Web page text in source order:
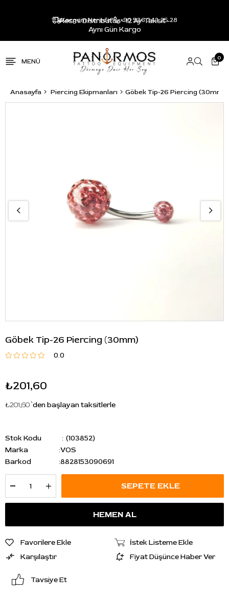
Resmi Distribütör - 12 Ay Taksit -
Aynı Gün Kargo
Kargom Nerede? +90 536 343 25 28
0
Anasayfa Piercing Ekipmanları Göbek Tip-26 Piercing (30mm)
Göbek Tip-26 Piercing (30mm)
0.0
₺201,60
₺201,60`den başlayan taksitlerle
Stok Kodu
(103852)
Marka
:VOS
Barkod
:8828153090691
Favorilere Ekle
İstek Listeme Ekle
Karşılaştır
Fiyat Düşünce Haber Ver
Tavsiye Et